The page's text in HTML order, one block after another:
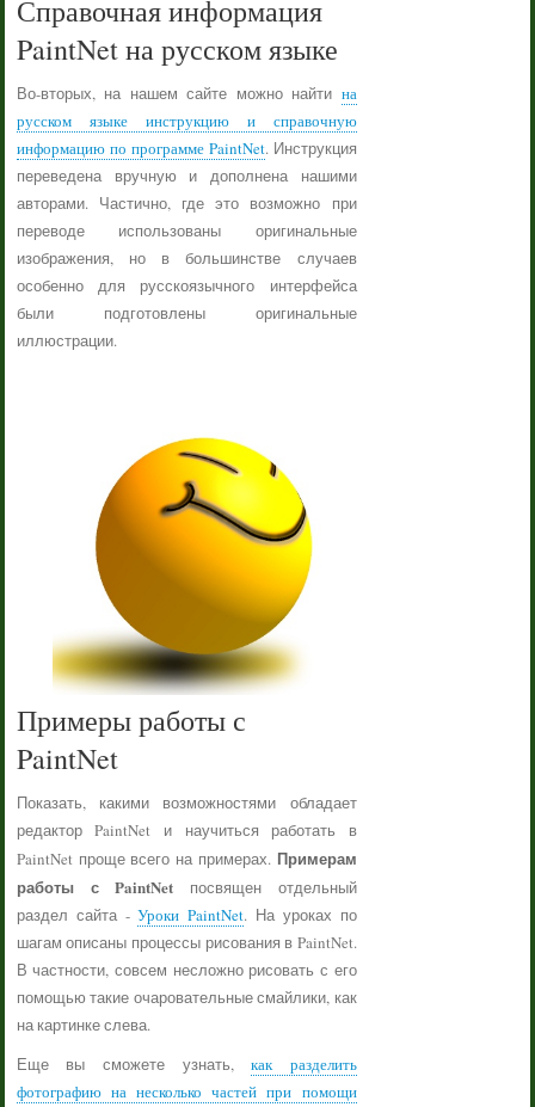
Справочная информация
PaintNet на русском языке
Во-вторых, на нашем сайте можно найти на
русском языке инструкцию и справочную
информацию по программе PaintNet. Инструкция
переведена вручную и дополнена нашими
авторами. Частично, где это возможно при
переводе использованы оригинальные
изображения, но в большинстве случаев
особенно для русскоязычного интерфейса
были подготовлены оригинальные
иллюстрации.
Примеры работы с
PaintNet
Показать, какими возможностями обладает
редактор PaintNet и научиться работать в
PaintNet проще всего на примерах. Примерам
работы с PaintNet посвящен отдельный
раздел сайта -Уроки PaintNet. На уроках по
шагам описаны процессы рисования в PaintNet.
В частности, совсем несложно рисовать с его
помощью такие очаровательные смайлики, как
на картинке слева.
Еще вы сможете узнать,как разделить
фотографию на несколько частей при помощи